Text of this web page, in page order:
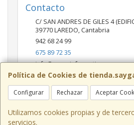
Política de Cookies de
Configurar Rechazar Aceptar
Utilizamos cookies propias y de
servicios.
Contacto
C/ SAN ANDRES DE GILES 4
39770LAREDO, Cantabria
942 68 24 99
675 89 72 35
info@saygainformatica.com
Horario
10-14 / 19:00-20:30